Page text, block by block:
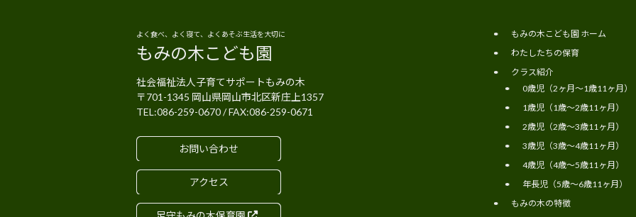
もみの木こども園 ホーム
わたしたちの保育
クラス紹介
0歳児（2ヶ月～1歳11ヶ月）
1歳児（1歳～2歳11ヶ月）
2歳児（2歳～3歳11ヶ月）
3歳児（3歳～4歳11ヶ月）
4歳児（4歳～5歳11ヶ月）
年長児（5歳～6歳11ヶ月）
もみの木の特徴
よく食べ、よく寝て、よくあそぶ生活を大切に
もみの木こども園
社会福祉法人子育てサポートもみの木
〒701-1345 岡山県岡山市北区新庄上1357
TEL:086-259-0670/ FAX:086-259-0671
お問い合わせ
アクセス